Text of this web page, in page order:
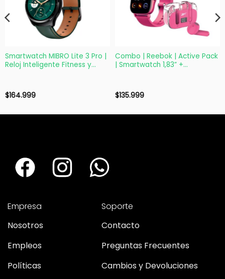
Smartwatch MIBRO Lite 3 Pro |
Reloj Inteligente Fitness y
$164.999
Combo | Reebok | Active Pack
| Smartwatch 1,83” +
$135.999
Empresa
Nosotros
Empleos
Políticas
Soporte
Contacto
Preguntas Frecuentes
Cambios y Devoluciones